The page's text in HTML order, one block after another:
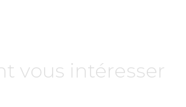
vous intéresser